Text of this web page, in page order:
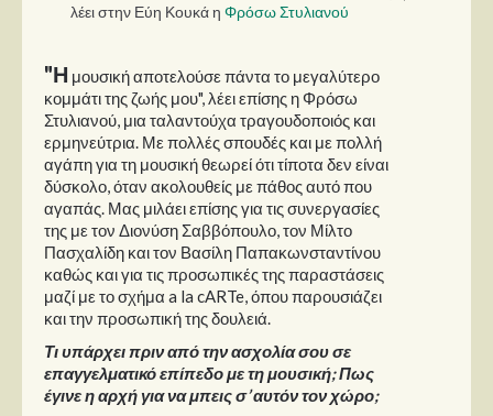
Μουσικοί
Εκτός Συνόρων
Νέα
Στήλες
Polls
Small Talk
Blog
λέει στην Εύη Κουκά η Φρόσω Στυλιανού
"Η μουσική αποτελούσε πάντα το μεγαλύτερο
κομμάτι της ζωής μου", λέει επίσης η Φρόσω
Στυλιανού, μια ταλαντούχα τραγουδοποιός και
ερμηνεύτρια. Με πολλές σπουδές και με πολλή
αγάπη για τη μουσική θεωρεί ότι τίποτα δεν είναι
δύσκολο, όταν ακολουθείς με πάθος αυτό που
αγαπάς. Μας μιλάει επίσης για τις συνεργασίες
της με τον Διονύση Σαββόπουλο, τον Μίλτο
Πασχαλίδη και τον Βασίλη Παπακωνσταντίνου
καθώς και για τις προσωπικές της παραστάσεις
μαζί με το σχήμα a la cARTe, όπου παρουσιάζει
και την προσωπική της δουλειά.
Τι υπάρχει πριν από την ασχολία σου σε
επαγγελματικό επίπεδο με τη μουσική; Πως
έγινε η αρχή για να μπεις σ’ αυτόν τον χώρο;